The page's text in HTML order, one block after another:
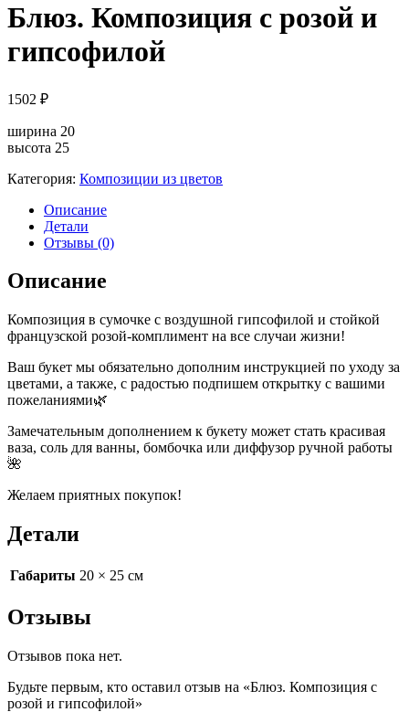
Блюз. Композиция с розой и
гипсофилой
1502 ₽
ширина 20
высота 25
Категория: Композиции из цветов
Описание
Детали
Отзывы (0)
Описание
Композиция в сумочке с воздушной гипсофилой и стойкой
французской розой-комплимент на все случаи жизни!
Ваш букет мы обязательно дополним инструкцией по уходу за
цветами, а также, с радостью подпишем открытку с вашими
пожеланиями🌿
Замечательным дополнением к букету может стать красивая
ваза, соль для ванны, бомбочка или диффузор ручной работы
🌺
Желаем приятных покупок!
Детали
Габариты 20 × 25 см
Отзывы
Отзывов пока нет.
Будьте первым, кто оставил отзыв на «Блюз. Композиция с
розой и гипсофилой»